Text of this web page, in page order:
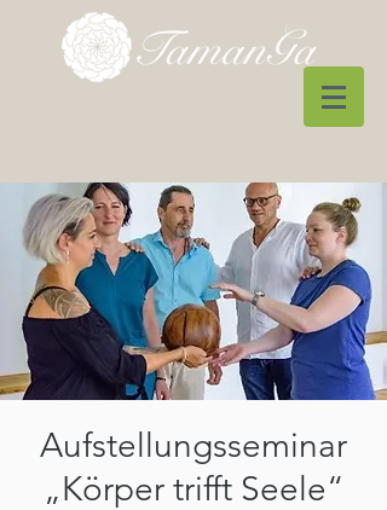
Aufstellungsseminar
„Körper trifft Seele“